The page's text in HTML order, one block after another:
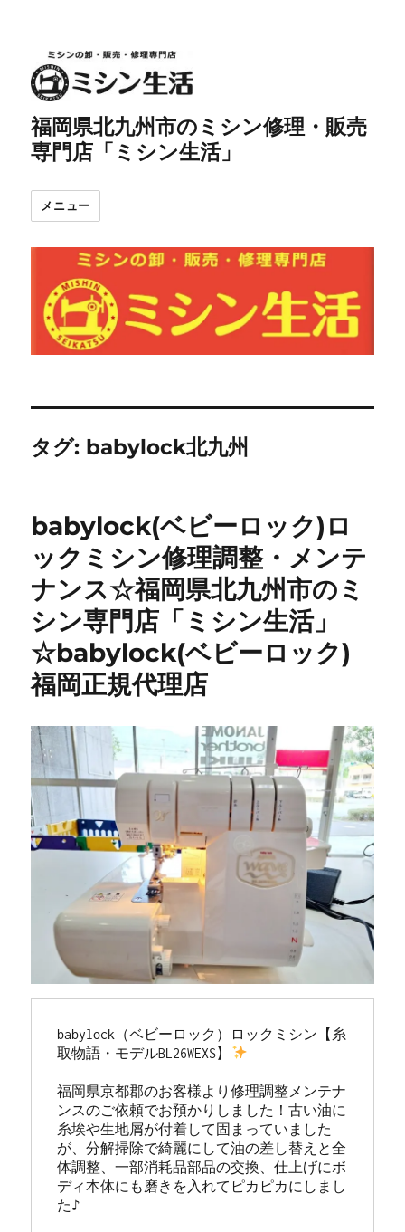
福岡県北九州市のミシン修理・販売
専門店「ミシン生活」
メニュー
タグ: babylock北九州
babylock(ベビーロック)ロ
ックミシン修理調整・メンテ
ナンス☆福岡県北九州市のミ
シン専門店「ミシン生活」
☆babylock(ベビーロック)
福岡正規代理店
babylock（ベビーロック）ロックミシン【糸
取物語・モデルBL26WEXS】
福岡県京都郡のお客様より修理調整メンテナ
ンスのご依頼でお預かりしました！古い油に
糸埃や生地屑が付着して固まっていました
が、分解掃除で綺麗にして油の差し替えと全
体調整、一部消耗品部品の交換、仕上げにボ
ディ本体にも磨きを入れてピカピカにしまし
た♪